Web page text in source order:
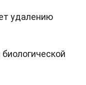
удалению